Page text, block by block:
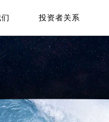
投资者关系
Global